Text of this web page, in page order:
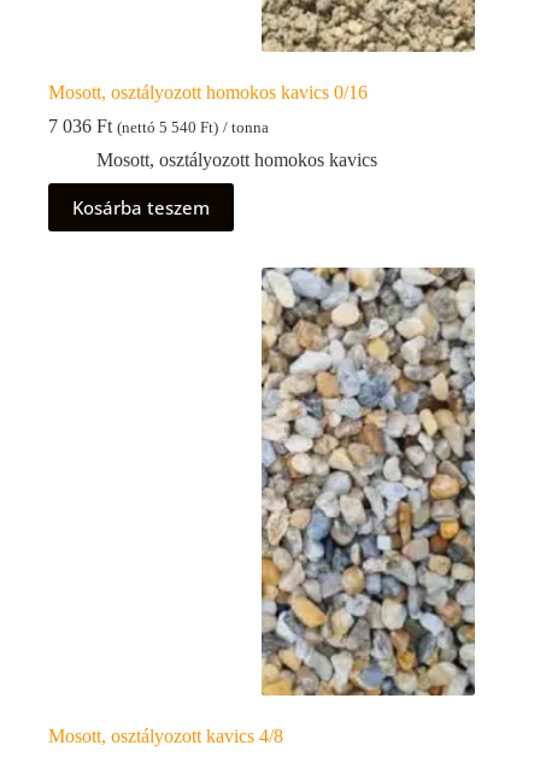
Mosott, osztályozott homokos kavics 0/16
7 036 Ft (nettó 5 540 Ft) / tonna
Mosott, osztályozott homokos kavics
Kosárba teszem
Mosott, osztályozott kavics 4/8